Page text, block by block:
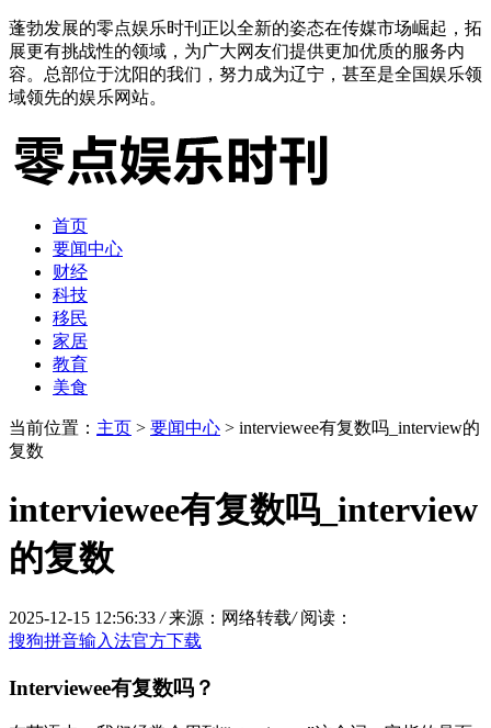
蓬勃发展的零点娱乐时刊正以全新的姿态在传媒市场崛起，拓
展更有挑战性的领域，为广大网友们提供更加优质的服务内
容。总部位于沈阳的我们，努力成为辽宁，甚至是全国娱乐领
域领先的娱乐网站。
首页
要闻中心
财经
科技
移民
家居
教育
美食
当前位置： 主页 > 要闻中心 > interviewee有复数吗_interview的
复数
interviewee有复数吗_interview
的复数
2025-12-15 12:56:33 / 来源：网络转载/ 阅读：
搜狗拼音输入法官方下载
Interviewee有复数吗？